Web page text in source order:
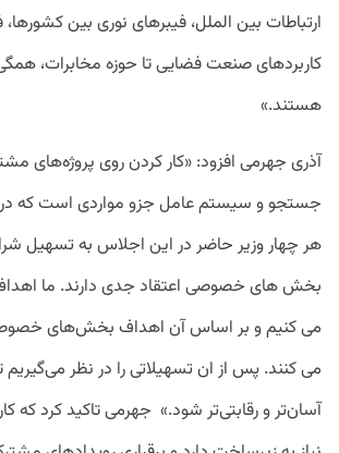
ارتباطات بین الملل، فیبرهای نوری بین
کاربردهای صنعت فضایی تا حوزه مخابرات،
هستند.»
آذری جهرمی افزود: «کار کردن روی پروژه‌های
جستجو و سیستم عامل جزو مواردی است که در
هر چهار وزیر حاضر در این اجلاس به تسهیل
بخش های خصوصی اعتقاد جدی دارند. ما اهداف
می کنیم و بر اساس آن اهداف بخش‌های
می کنند. پس از ان تسهیلاتی را در نظر
آسان‌تر و رقابتی‌تر شود.» جهرمی تاکید کرد که